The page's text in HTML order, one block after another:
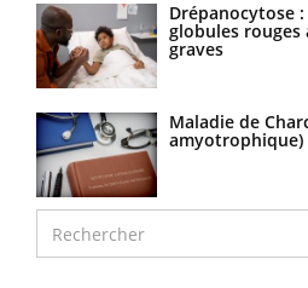
Drépanocytose
globules rouges
graves
Maladie de
amyotrophique)